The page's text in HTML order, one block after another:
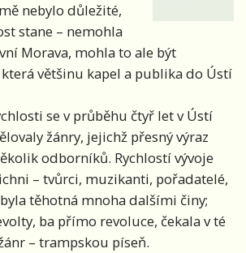
nebylo důležité,
stane – nemohla
Morava, mohla to ale být
většinu kapel a publika do Ústí
se v průběhu čtyř let v Ústí
žánry, jejichž přesný výraz
odborníků. Rychlostí vývoje
– tvůrci, muzikanti, pořadatelé,
těhotná mnoha dalšími činy;
ba přímo revoluce, čekala v té
– trampskou píseň.